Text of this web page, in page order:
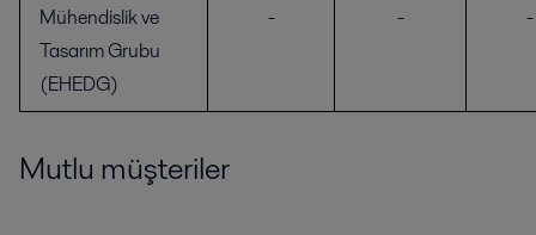
Mühendislik ve
Tasarım Grubu
(EHEDG)
- - -
Mutlu müşteriler